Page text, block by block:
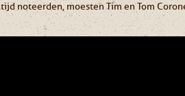
tijd noteerden, moesten Tim en Tom